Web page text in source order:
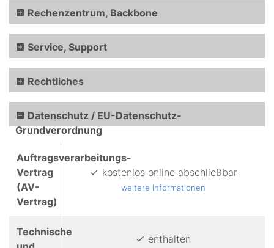
Rechenzentrum, Backbone
Service, Support
Rechtliches
Datenschutz / EU-Datenschutz-
Grundverordnung
Auftragsverarbeitungs-
Vertrag
(AV-
Vertrag)
kostenlos online abschließbar
weitere Informationen
Technische
enthalten